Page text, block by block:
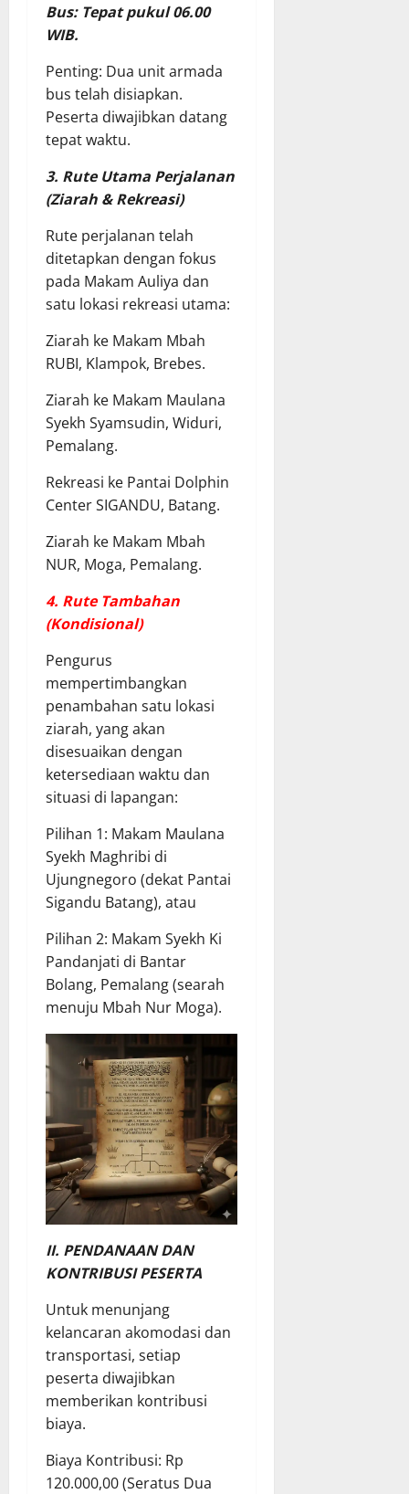
Bus: Tepat pukul 06.00
WIB.
Penting: Dua unit armada
bus telah disiapkan.
Peserta diwajibkan datang
tepat waktu.
3. Rute Utama Perjalanan
(Ziarah & Rekreasi)
Rute perjalanan telah
ditetapkan dengan fokus
pada Makam Auliya dan
satu lokasi rekreasi utama:
Ziarah ke Makam Mbah
RUBI, Klampok, Brebes.
Ziarah ke Makam Maulana
Syekh Syamsudin, Widuri,
Pemalang.
Rekreasi ke Pantai Dolphin
Center SIGANDU, Batang.
Ziarah ke Makam Mbah
NUR, Moga, Pemalang.
4. Rute Tambahan
(Kondisional)
Pengurus
mempertimbangkan
penambahan satu lokasi
ziarah, yang akan
disesuaikan dengan
ketersediaan waktu dan
situasi di lapangan:
Pilihan 1: Makam Maulana
Syekh Maghribi di
Ujungnegoro (dekat Pantai
Sigandu Batang), atau
Pilihan 2: Makam Syekh Ki
Pandanjati di Bantar
Bolang, Pemalang (searah
menuju Mbah Nur Moga).
II. PENDANAAN DAN
KONTRIBUSI PESERTA
Untuk menunjang
kelancaran akomodasi dan
transportasi, setiap
peserta diwajibkan
memberikan kontribusi
biaya.
Biaya Kontribusi: Rp
120.000,00 (Seratus Dua